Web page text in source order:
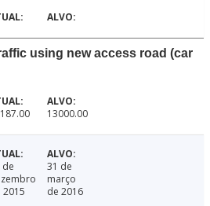
using new access road (car
13000.00
de
2015
31 de
março
de 2016